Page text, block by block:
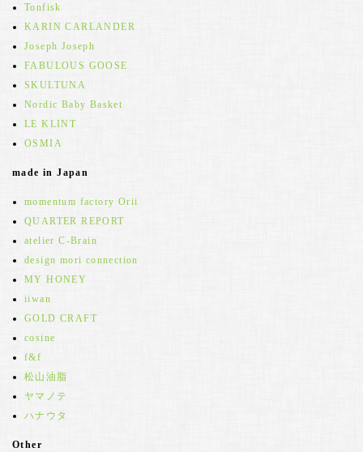
Tonfisk
KARIN CARLANDER
Joseph Joseph
FABULOUS GOOSE
SKULTUNA
Nordic Baby Basket
LE KLINT
OSMIA
made in Japan
momentum factory Orii
QUARTER REPORT
atelier C-Brain
design mori connection
MY HONEY
iiwan
GOLD CRAFT
cosine
f&f
松山油脂
ヤマノテ
ハナウタ
Other